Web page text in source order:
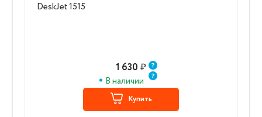
DeskJet 1515
1 630 ₽
В наличии
Купить